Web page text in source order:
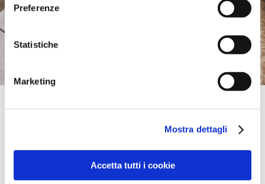
Preferenze
Statistiche
Marketing
Mostra dettagli
Accetta tutti i cookie
VIA GIOVANNI ELKAN, 6/F,
+39-051-727-344
shopcalligaris@franchisedie.it